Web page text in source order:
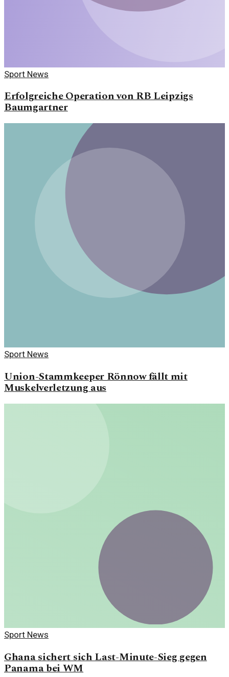
Sport News
Erfolgreiche Operation von RB Leipzigs
Baumgartner
Sport News
Union-Stammkeeper Rönnow fällt mit
Muskelverletzung aus
Sport News
Ghana sichert sich Last-Minute-Sieg gegen
Panama bei WM